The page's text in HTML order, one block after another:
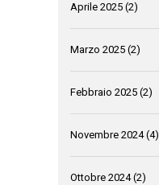
Aprile 2025 (2)
Marzo 2025 (2)
Febbraio 2025 (2)
Novembre 2024(4)
Ottobre 2024(2)